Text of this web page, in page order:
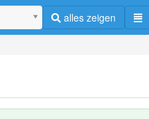
alles zeigen